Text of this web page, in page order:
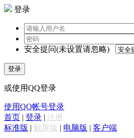
登录
安全提问(未设置请忽略)
登录
或使用QQ登录
使用QQ帐号登录
首页 | 登录 | 注册
标准版 | 触屏版 | 电脑版 | 客户端